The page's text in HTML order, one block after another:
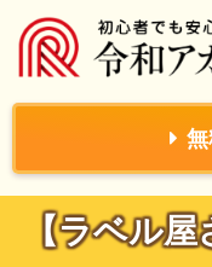
【ラベル屋